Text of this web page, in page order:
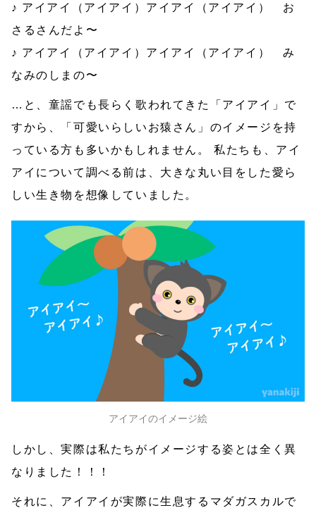
♪ アイアイ（アイアイ）アイアイ（アイアイ） お
さるさんだよ〜
♪ アイアイ（アイアイ）アイアイ（アイアイ） み
なみのしまの〜
…と、童謡でも長らく歌われてきた「アイアイ」で
すから、「可愛いらしいお猿さん」のイメージを持
っている方も多いかもしれません。 私たちも、アイ
アイについて調べる前は、大きな丸い目をした愛ら
しい生き物を想像していました。
アイアイのイメージ絵
しかし、実際は私たちがイメージする姿とは全く異
なりました！！！
それに、アイアイが実際に生息するマダガスカルで